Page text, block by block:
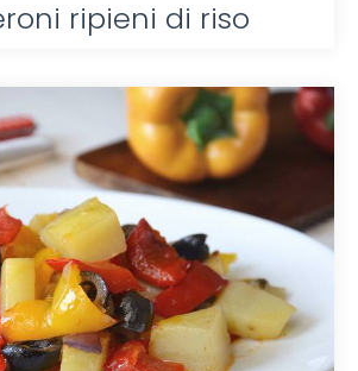
ripieni di riso